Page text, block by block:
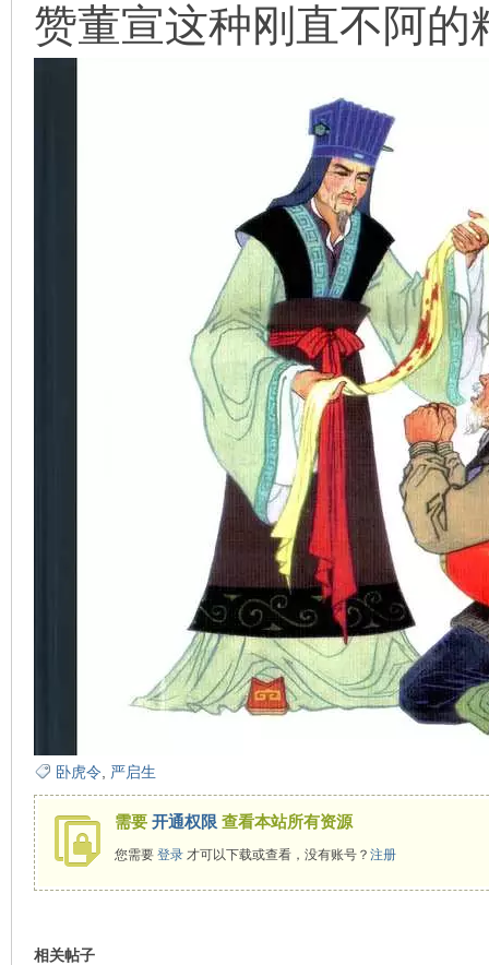
赞董宣这种刚直不阿的
卧虎令 严启生
需要 开通权限 查看本站所有资源
您需要 登录才可以下载或查看，没有账号？ 注册
相关帖子